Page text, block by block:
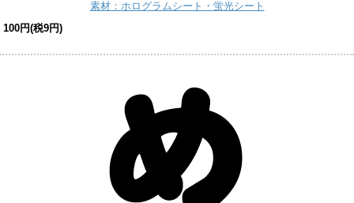
素材：ホログラムシート・蛍光シート
100円(税9円)